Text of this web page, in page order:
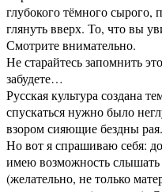
глубокого тёмного
глянуть вверх. То, что вы
Смотрите внимательно.
Не старайтесь запомнить
забудете…
Русская культура создана
спускаться нужно было
взором сияющие бездны рая.
Но вот я спрашиваю себя:
имею возможность слышать
(желательно, не только